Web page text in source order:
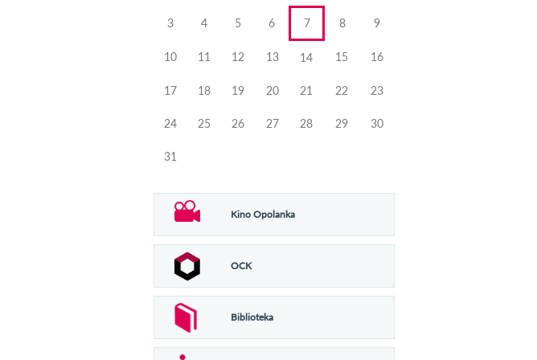
3 4 5 6 7 8 9
10 11 12 13 14 15 16
17 18 19 20 21 22 23
24 25 26 27 28 29 30
31
Kino Opolanka
OCK
Biblioteka